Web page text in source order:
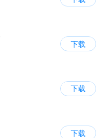
下载
下载
下载